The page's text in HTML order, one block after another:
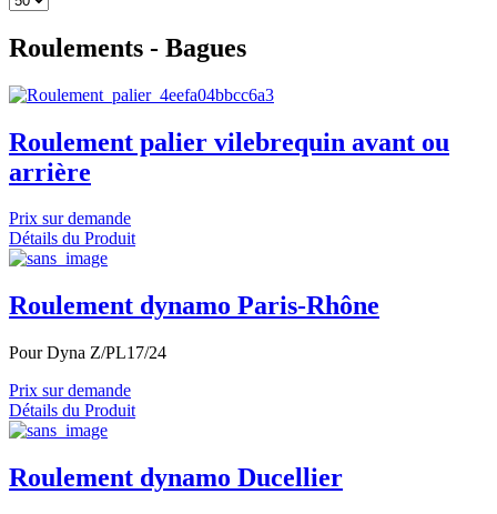
Roulements - Bagues
Roulement palier vilebrequin avant ou
arrière
Prix sur demande
Détails du Produit
Roulement dynamo Paris-Rhône
Pour Dyna Z/PL17/24
Prix sur demande
Détails du Produit
Roulement dynamo Ducellier